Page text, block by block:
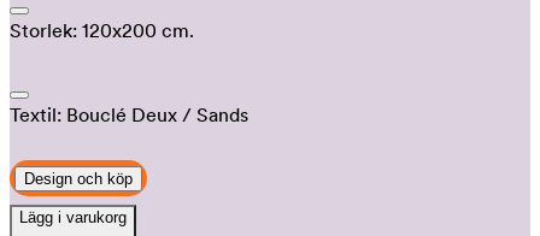
Storlek: 120x200 cm.
Textil: Bouclé Deux / Sands
Design och köp
Lägg i varukorg